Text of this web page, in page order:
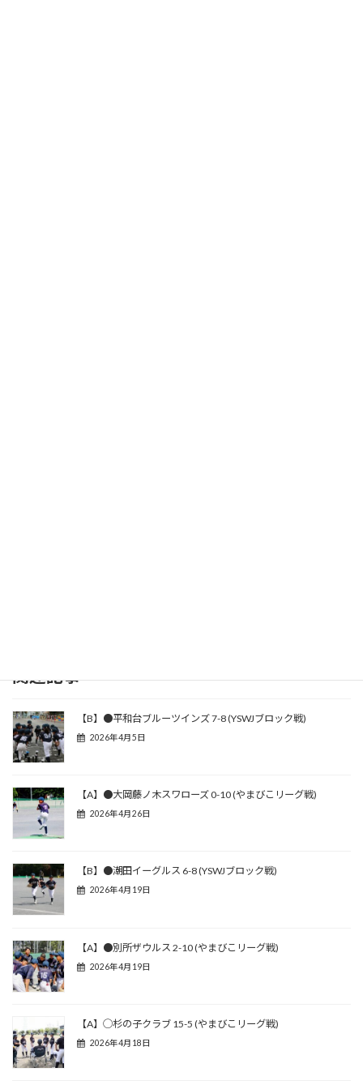
関連記事
【B】●平和台ブルーツインズ 7-8 (YSWJブロック戦)
2026年4月5日
【A】●大岡藤ノ木スワローズ 0-10 (やまびこリーグ戦)
2026年4月26日
【B】●潮田イーグルス 6-8 (YSWJブロック戦)
2026年4月19日
【A】●別所ザウルス 2-10 (やまびこリーグ戦)
2026年4月19日
【A】◯杉の子クラブ 15-5 (やまびこリーグ戦)
2026年4月18日